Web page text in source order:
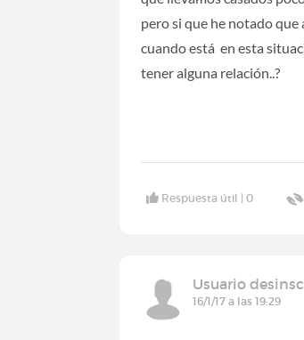
pero si que he notado que
cuando está en esta
tener alguna relación..?
Respuesta útil |0
Usuario
16/1/17 a las 19:29